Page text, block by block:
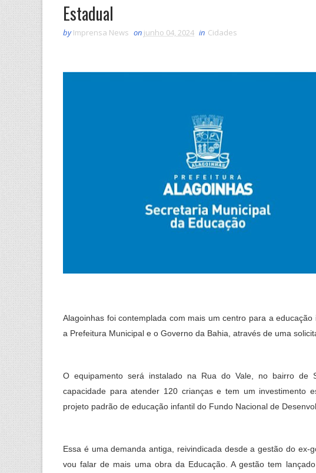
Estadual
by Imprensa News on junho 04, 2024 in Cidades
Alagoinhas foi contemplada com mais um centro para a
a Prefeitura Municipal e o Governo da Bahia, através de uma
O equipamento será instalado na Rua do Vale, no bairro de
capacidade para atender 120 crianças e tem um investimento
projeto padrão de educação infantil do Fundo Nacional de
Essa é uma demanda antiga, reivindicada desde a gestão do ex-
vou falar de mais uma obra da Educação. A gestão tem